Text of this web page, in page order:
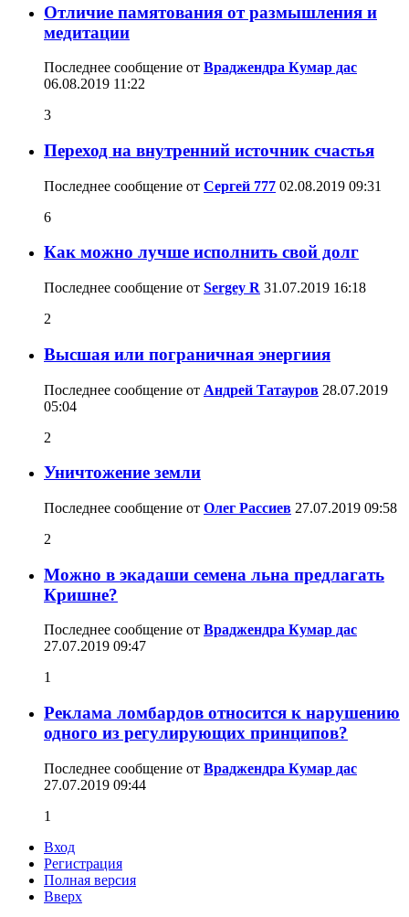
Отличие памятования от размышления и
медитации
Последнее сообщение от Враджендра Кумар дас
06.08.2019 11:22
3
Переход на внутренний источник счастья
Последнее сообщение от Сергей 777 02.08.2019 09:31
6
Как можно лучше исполнить свой долг
Последнее сообщение от Sergey R 31.07.2019 16:18
2
Высшая или пограничная энергиия
Последнее сообщение от Андрей Татауров 28.07.2019
05:04
2
Уничтожение земли
Последнее сообщение от Олег Рассиев 27.07.2019 09:58
2
Можно в экадаши семена льна предлагать
Кришне?
Последнее сообщение от Враджендра Кумар дас
27.07.2019 09:47
1
Реклама ломбардов относится к нарушению
одного из регулирующих принципов?
Последнее сообщение от Враджендра Кумар дас
27.07.2019 09:44
1
Вход
Регистрация
Полная версия
Вверх